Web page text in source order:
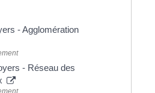
- Agglomération
- Réseau des